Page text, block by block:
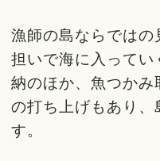
漁師の島ならではの
担いで海に入って
納のほか、魚つかみ
の打ち上げもあり、
す。